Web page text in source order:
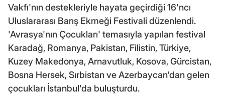
Vakfı'nın destekleriyle hayata geçirdiği 16'ncı
Uluslararası Barış Ekmeği Festivali düzenlendi.
'Avrasya'nın Çocukları' temasıyla yapılan festival
Karadağ, Romanya, Pakistan, Filistin, Türkiye,
Kuzey Makedonya, Arnavutluk, Kosova, Gürcistan,
Bosna Hersek, Sırbistan ve Azerbaycan'dan gelen
çocukları İstanbul'da buluşturdu.